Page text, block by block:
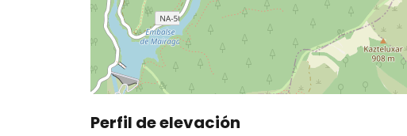
Perfil de elevación